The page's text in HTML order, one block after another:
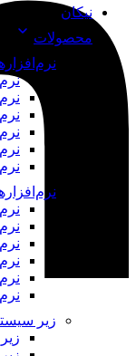
نیکان
محصولات
نرم
زیر